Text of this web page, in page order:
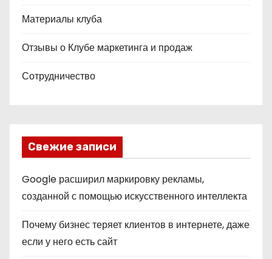
Материалы клуба
Отзывы о Клубе маркетинга и продаж
Сотрудничество
Свежие записи
Google расширил маркировку рекламы,
созданной с помощью искусственного интеллекта
Почему бизнес теряет клиентов в интернете, даже
если у него есть сайт